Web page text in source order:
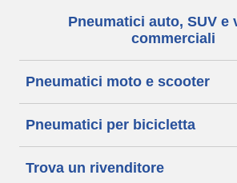
Pneumatici auto, SUV e
commerciali
Pneumatici moto e scooter
Pneumatici per bicicletta
Trova un rivenditore